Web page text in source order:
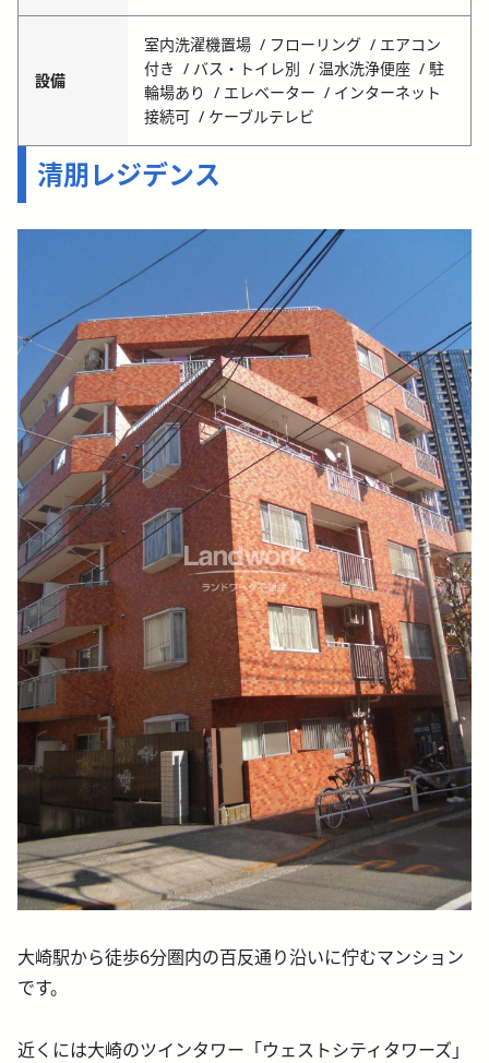
設備
室内洗濯機置場 フローリング
エアコン
付き
バス・トイレ別 温水洗浄便座
駐
輪場あり
エレベーター
インターネット
接続可
ケーブルテレビ
清朋レジデンス
大崎駅から徒歩6分圏内の百反通り沿いに佇むマンション
です。
近くには大崎のツインタワー「ウェストシティタワーズ」